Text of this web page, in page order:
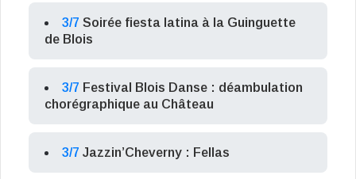
3/7 Soirée fiesta latina à la Guinguette
de Blois
3/7 Festival Blois Danse : déambulation
chorégraphique au Château
3/7 Jazzin’Cheverny : Fellas